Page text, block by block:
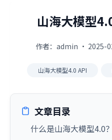
山海大模型
作者：admin · 2025-
山海大模型4.0 API
文章目录
什么是山海大模型4.0？